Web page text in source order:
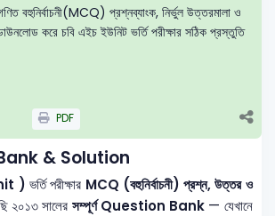
বহুনির্বাচনী(MCQ) প্রশ্নব্যাংক, নির্ভুল উত্তরমালা ও
করে চবি এইচ ইউনিট ভর্তি পরীক্ষার সঠিক প্রস্তুতি
PDF
& Solution
) ভর্তি পরীক্ষার MCQ (বহুনির্বাচনী) প্রশ্ন, উত্তর ও
২০১৩ সালের সম্পূর্ণ Question Bank — যেখানে